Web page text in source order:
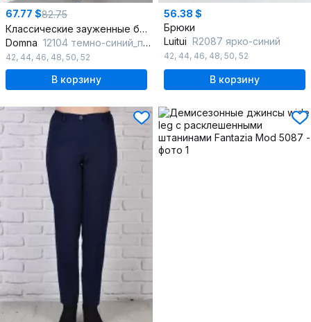
67.77 $82.75
Классические зауженные брюки с ремешком и складками
Domna 12104 темно-синий_полоска
42, 44, 46, 48, 50, 52
В корзину
56.38 $
Брюки
Luitui R2087 ярко-синий
42, 44, 46, 48, 50, 52
В корзину